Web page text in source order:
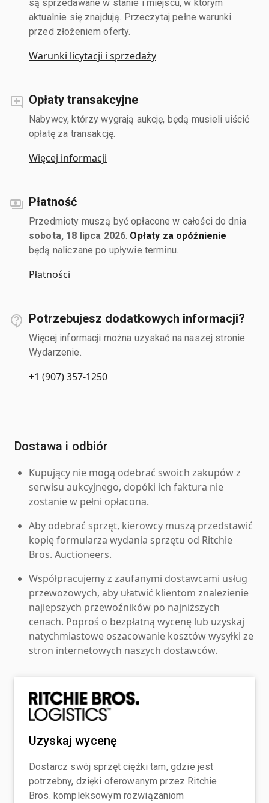
są sprzedawane w stanie i miejscu, w którym
aktualnie się znajdują. Przeczytaj pełne warunki
przed złożeniem oferty.
Warunki licytacji i sprzedaży
Opłaty transakcyjne
Nabywcy, którzy wygrają aukcję, będą musieli uiścić
opłatę za transakcję.
Więcej informacji
Płatność
Przedmioty muszą być opłacone w całości do dnia
sobota, 18 lipca 2026 Opłaty za opóźnienie
będą naliczane po upływie terminu.
Płatności
Potrzebujesz dodatkowych informacji?
Więcej informacji można uzyskać na naszej stronie
Wydarzenie.
+1 (907) 357-1250
Dostawa i odbiór
Kupujący nie mogą odebrać swoich zakupów z
serwisu aukcyjnego, dopóki ich faktura nie
zostanie w pełni opłacona.
Aby odebrać sprzęt, kierowcy muszą przedstawić
kopię formularza wydania sprzętu od Ritchie
Bros. Auctioneers.
Współpracujemy z zaufanymi dostawcami usług
przewozowych, aby ułatwić klientom znalezienie
najlepszych przewoźników po najniższych
cenach. Poproś o bezpłatną wycenę lub uzyskaj
natychmiastowe oszacowanie kosztów wysyłki ze
stron internetowych naszych dostawców.
Uzyskaj wycenę
Dostarcz swój sprzęt ciężki tam, gdzie jest
potrzebny, dzięki oferowanym przez Ritchie
Bros. kompleksowym rozwiązaniom